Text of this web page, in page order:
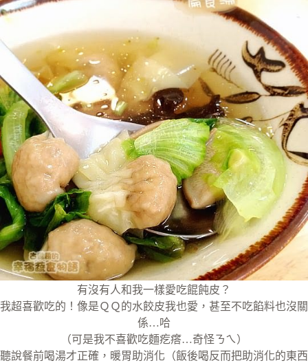
有沒有人和我一樣愛吃餛飩皮？
我超喜歡吃的！像是ＱＱ的水餃皮我也愛，甚至不吃餡料也沒關
係…哈
（可是我不喜歡吃麵疙瘩…奇怪ㄋㄟ）
聽說餐前喝湯才正確，暖胃助消化（飯後喝反而把助消化的東西